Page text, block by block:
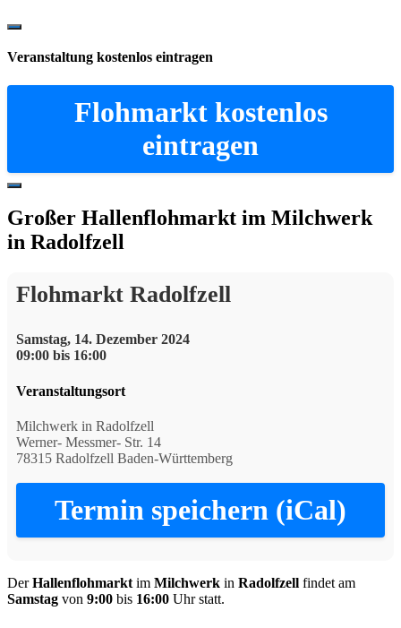
Show
Content
Veranstaltung kostenlos eintragen
Flohmarkt kostenlos
eintragen
Hide
Content
Großer Hallenflohmarkt im Milchwerk
in Radolfzell
Flohmarkt Radolfzell
Samstag, 14. Dezember 2024
09:00 bis 16:00
Veranstaltungsort
Milchwerk in Radolfzell
Werner- Messmer- Str. 14
78315 Radolfzell Baden-Württemberg
Termin speichern (iCal)
DerHallenflohmarkt im Milchwerk in Radolfzell findet am
Samstag von 9:00 bis 16:00 Uhr statt.